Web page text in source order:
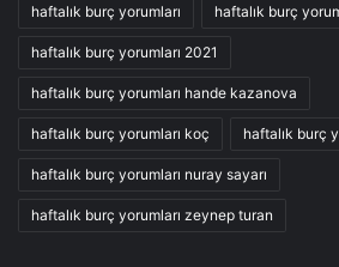
haftalık burç yorumları haftalık burç
haftalık burç yorumları 2021
haftalık burç yorumları hande kazanova
haftalık burç yorumları koç haftalık burç
haftalık burç yorumları nuray sayarı
haftalık burç yorumları zeynep turan